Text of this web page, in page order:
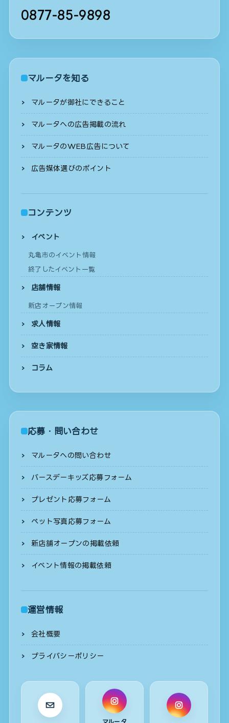
0877-85-9898
マルータを知る
マルータが御社にできること
マルータへの広告掲載の流れ
マルータのWEB広告について
広告媒体選びのポイント
コンテンツ
イベント
丸亀市のイベント情報
終了したイベント一覧
店舗情報
新店オープン情報
求人情報
空き家情報
コラム
応募・問い合わせ
マルータへの問い合わせ
バースデーキッズ応募フォーム
プレゼント応募フォーム
ペット写真応募フォーム
新店舗オープンの掲載依頼
イベント情報の掲載依頼
運営情報
会社概要
プライバシーポリシー